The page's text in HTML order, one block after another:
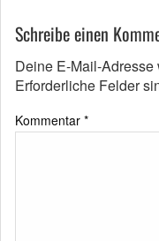
Schreibe einen
Deine E-Mail-
Erforderliche Felder
Kommentar *